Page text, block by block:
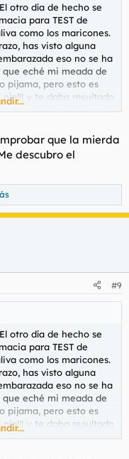
otro día de hecho se
para TEST de
como los maricones.
has visto alguna
eso no se ha
eché mi meada de
pijama, pero esto es
ojo!!! y te daba resultado
los mierdas estos
y seguiré con las
que aguante
a que me follen
INYECTADA y lo que
De todas formas en
que la HEROÍNA ES
HAY, es como
la cagó, ya que
consulte nuestra
que la mierda
descubro el
#9
otro día de hecho se
para TEST de
como los maricones.
has visto alguna
eso no se ha
eché mi meada de
pijama, pero esto es
ojo!!! y te daba resultado
los mierdas estos